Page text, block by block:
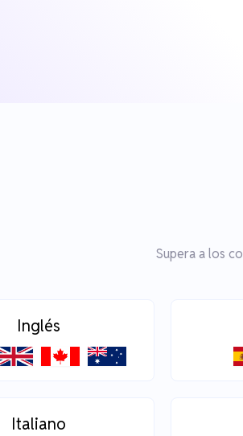
Supera a los
Inglés
Italiano